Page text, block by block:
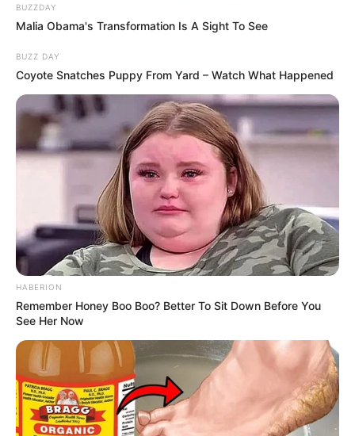
BUZZDAY
Malia Obama's Transformation Is A Sight To See
BUZZ DAY
Coyote Snatches Puppy From Yard – Watch What Happened
HABERION
Remember Honey Boo Boo? Better To Sit Down Before You
See Her Now